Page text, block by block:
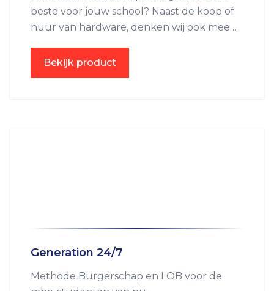
beste voor jouw school? Naast de koop of
huur van hardware, denken wij ook mee
integratie van digitale lesmethoden.
Bekijk product
Generation 24/7
Methode Burgerschap en LOB voor de